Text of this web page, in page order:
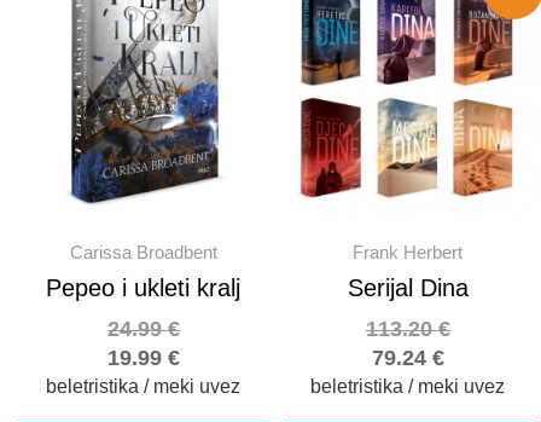
Carissa Broadbent
Pepeo i ukleti kralj
19.99 €
24.99€
beletristika / meki uvez
Frank Herbert
Serijal Dina
79.24 €
113.20€
beletristika / meki uvez